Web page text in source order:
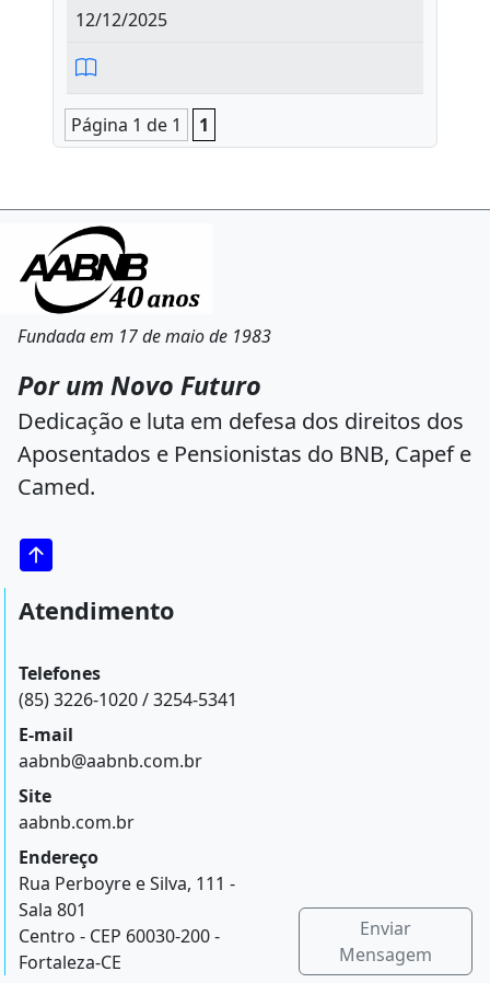
12/12/2025
Página 1 de 1 1
Fundada em 17 de maio de 1983
Por um Novo Futuro
Dedicação e luta em defesa dos direitos dos
Aposentados e Pensionistas do BNB, Capef e
Camed.
Atendimento
Telefones
(85) 3226-1020 / 3254-5341
E-mail
aabnb@aabnb.com.br
Site
aabnb.com.br
Endereço
Rua Perboyre e Silva, 111 -
Sala 801
Centro - CEP 60030-200 -
Fortaleza-CE
Enviar
Mensagem